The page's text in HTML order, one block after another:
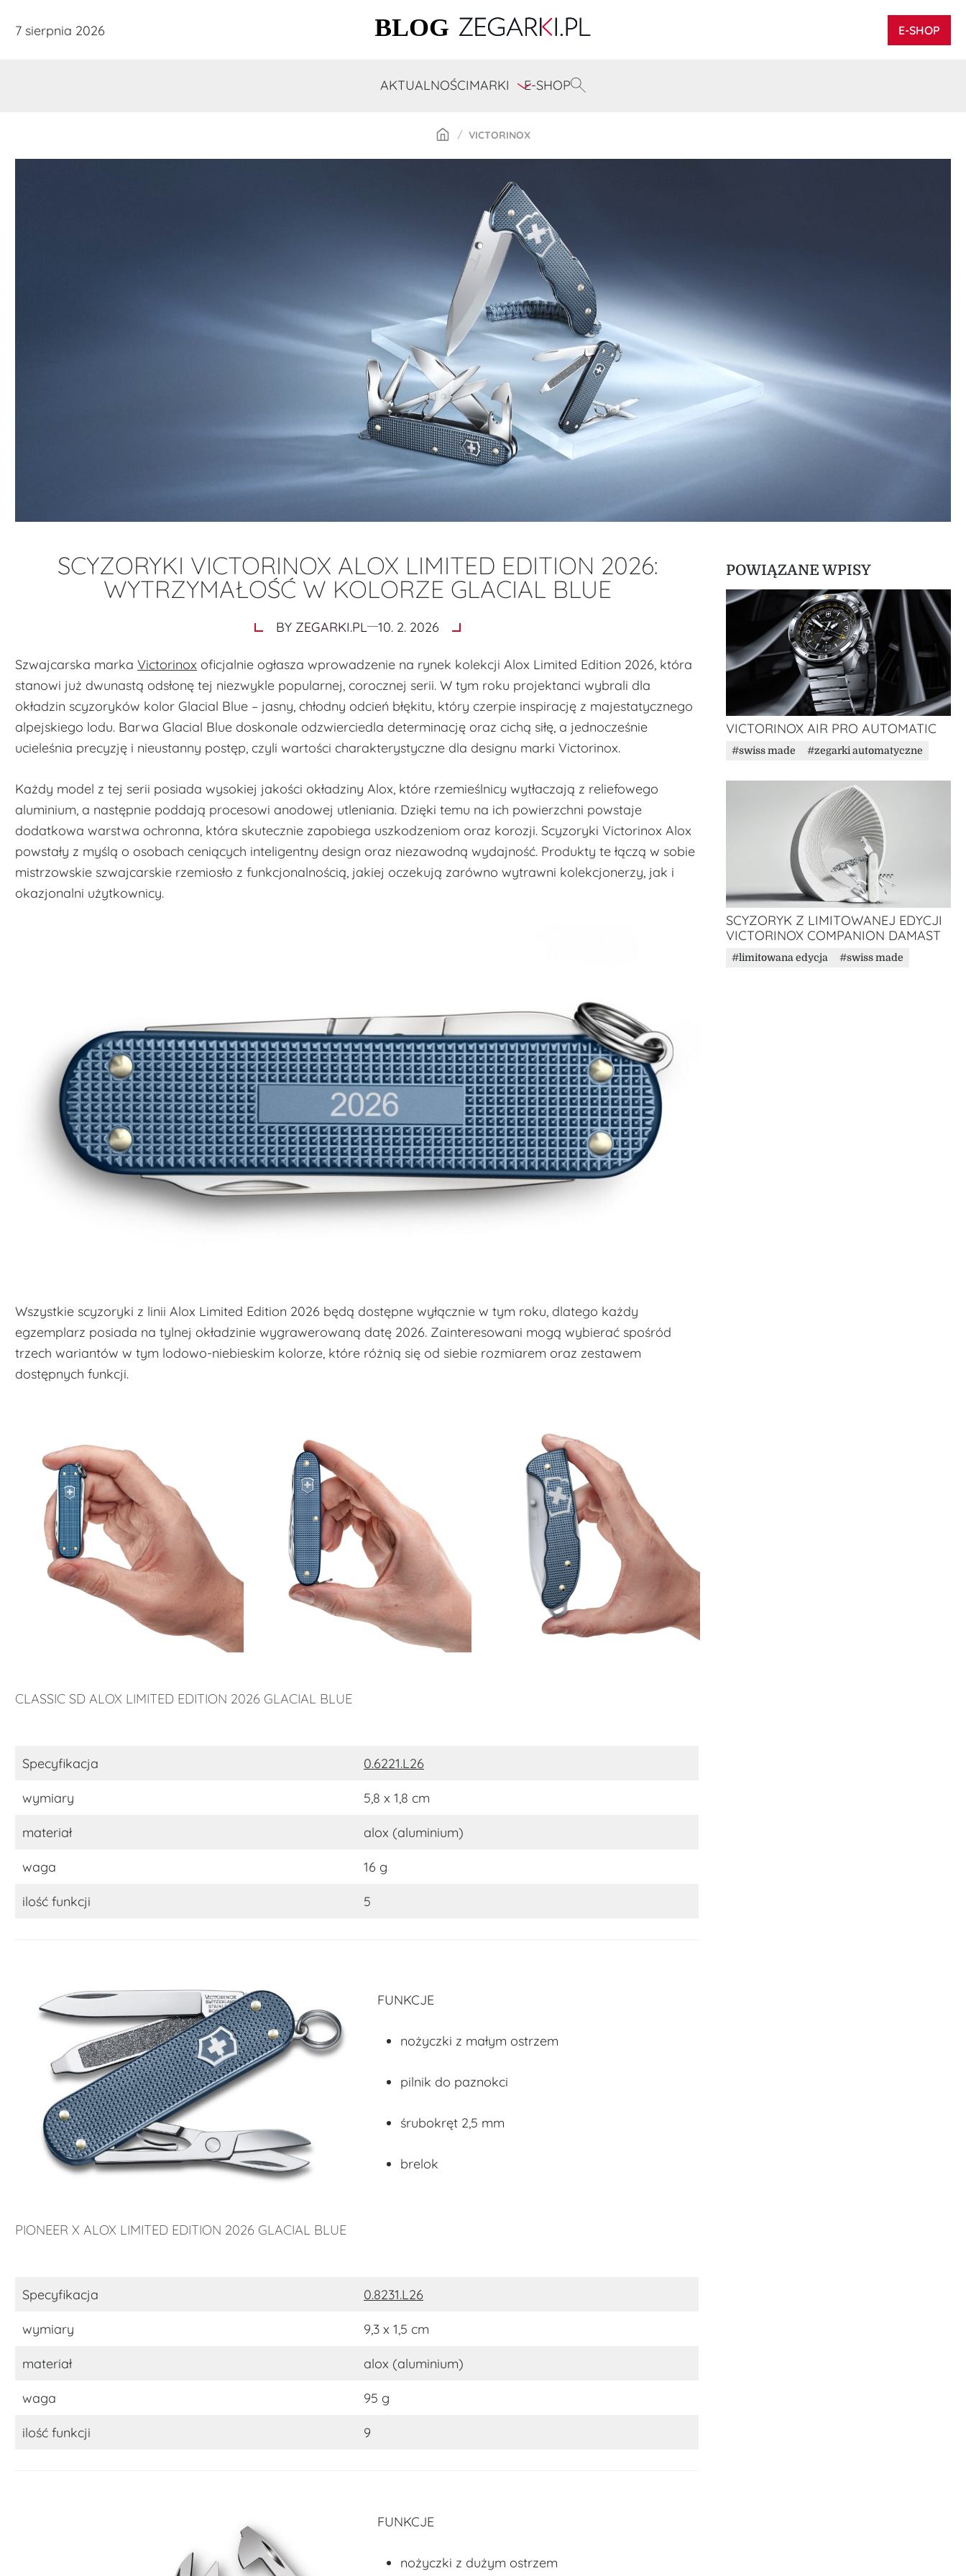
7 sierpnia 2026 E-SHOP
AKTUALNOŚCIMARKI E-SHOP
VICTORINOX
SCYZORYKI VICTORINOX ALOX LIMITED EDITION 2026:
WYTRZYMAŁOŚĆ W KOLORZE GLACIAL BLUE
BY ZEGARKI.PL 10. 2. 2026
Szwajcarska marka Victorinox oficjalnie ogłasza wprowadzenie na rynek kolekcji Alox Limited Edition 2026, która
stanowi już dwunastą odsłonę tej niezwykle popularnej, corocznej serii. W tym roku projektanci wybrali dla
okładzin scyzoryków kolor Glacial Blue – jasny, chłodny odcień błękitu, który czerpie inspirację z majestatycznego
alpejskiego lodu. Barwa Glacial Blue doskonale odzwierciedla determinację oraz cichą siłę, a jednocześnie
ucieleśnia precyzję i nieustanny postęp, czyli wartości charakterystyczne dla designu marki Victorinox.
Każdy model z tej serii posiada wysokiej jakości okładziny Alox, które rzemieślnicy wytłaczają z reliefowego
aluminium, a następnie poddają procesowi anodowej utleniania. Dzięki temu na ich powierzchni powstaje
dodatkowa warstwa ochronna, która skutecznie zapobiega uszkodzeniom oraz korozji. Scyzoryki Victorinox Alox
powstały z myślą o osobach ceniących inteligentny design oraz niezawodną wydajność. Produkty te łączą w sobie
mistrzowskie szwajcarskie rzemiosło z funkcjonalnością, jakiej oczekują zarówno wytrawni kolekcjonerzy, jak i
okazjonalni użytkownicy.
Wszystkie scyzoryki z linii Alox Limited Edition 2026 będą dostępne wyłącznie w tym roku, dlatego każdy
egzemplarz posiada na tylnej okładzinie wygrawerowaną datę 2026. Zainteresowani mogą wybierać spośród
trzech wariantów w tym lodowo-niebieskim kolorze, które różnią się od siebie rozmiarem oraz zestawem
dostępnych funkcji.
CLASSIC SD ALOX LIMITED EDITION 2026 GLACIAL BLUE
Specyfikacja 0.6221.L26
wymiary 5,8 x 1,8 cm
materiał alox (aluminium)
waga 16 g
ilość funkcji 5
FUNKCJE
nożyczki z małym ostrzem
pilnik do paznokci
śrubokręt 2,5 mm
brelok
PIONEER X ALOX LIMITED EDITION 2026 GLACIAL BLUE
Specyfikacja 0.8231.L26
wymiary 9,3 x 1,5 cm
materiał alox (aluminium)
waga 95 g
ilość funkcji 9
FUNKCJE
nożyczki z dużym ostrzem
POWIĄZANE WPISY
VICTORINOX AIR PRO AUTOMATIC
swiss made zegarki automatyczne
SCYZORYK Z LIMITOWANEJ EDYCJI
VICTORINOX COMPANION DAMAST
limitowana edycja swiss made